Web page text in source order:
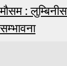
मौसम :
सम्भावना